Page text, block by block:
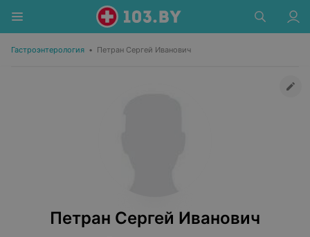
Гастроэнтерология • Петран Сергей Иванович
Петран Сергей Иванович